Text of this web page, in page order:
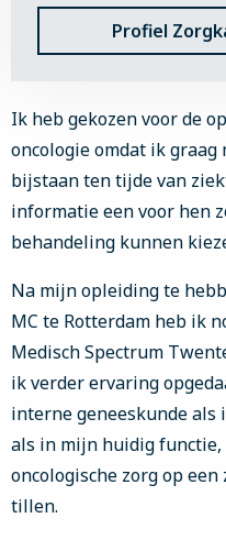
Profiel
Ik heb gekozen voor de
oncologie omdat ik graag
bijstaan ten tijde van
informatie een voor hen
behandeling kunnen
Na mijn opleiding te
MC te Rotterdam heb ik
Medisch Spectrum
ik verder ervaring
interne geneeskunde als
als in mijn huidig
oncologische zorg op
tillen.